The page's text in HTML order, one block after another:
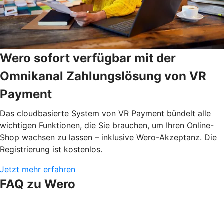
Wero sofort verfügbar mit der
Omnikanal Zahlungslösung von VR
Payment
Das cloudbasierte System von VR Payment bündelt alle
wichtigen Funktionen, die Sie brauchen, um Ihren Online-
Shop wachsen zu lassen – inklusive Wero-Akzeptanz. Die
Registrierung ist kostenlos.
Jetzt mehr erfahren
FAQ zu Wero